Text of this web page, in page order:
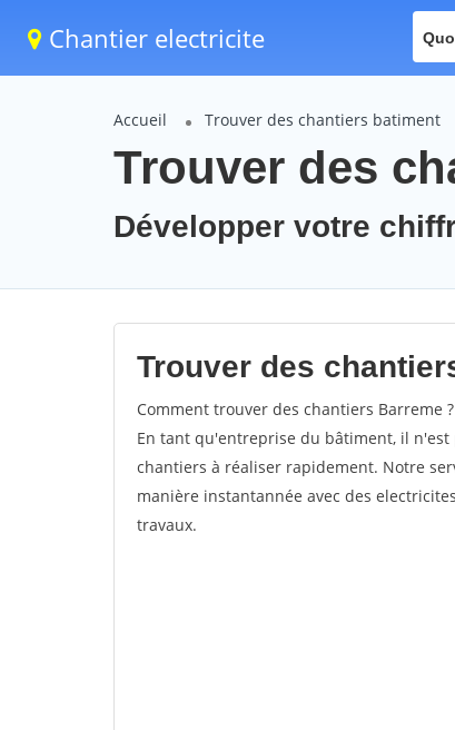
Chantier electricite
Accueil Trouver des chantiers batiment
Trouver des
Développer votre
Trouver des
Comment trouver des chantiers Barreme
En tant qu'entreprise du bâtiment, il
chantiers à réaliser rapidement. Notre
manière instantannée avec des
travaux.